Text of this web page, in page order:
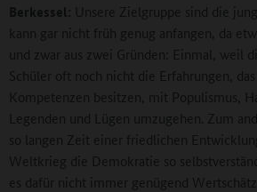
Berkessel: Unsere Zielgruppe sind die
kann gar nicht früh genug anfangen, da
und zwar aus zwei Gründen: Einmal, weil
Schüler oft noch nicht die Erfahrungen,
Kompetenzen besitzen, mit Populismus,
Legenden und Lügen umzugehen. Zum
so langen Zeit einer friedlichen
Weltkrieg die Demokratie so
es dafür nicht immer genügend